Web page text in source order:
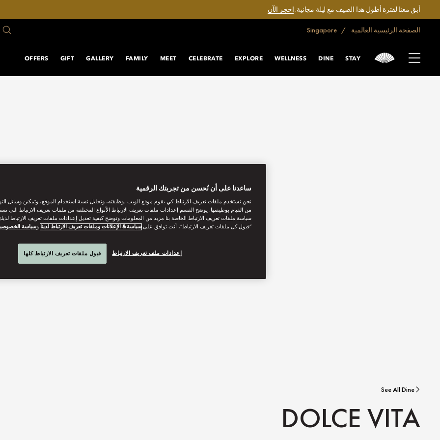
أبق معنا لفترة أطول هذا الصيف مع ليلة مجانية.احجز الآن
الصفحة الرئيسية العالمية
STAY
DINE
WELLNESS
EXPLORE
CELEBRATE
MEET
FAMILY
GALLERY
GIFT
OFFERS
See All Dine
DOLCE VITA
ساعدنا على أن نُحسن من تجربتك الرقمية
نحن نستخدم ملفات تعريف الارتباط كي يقوم موقع الويب بوظيفته، وتحليل نسبة استخدام الموقع، وتمكين وسائل
من القيام بوظيفتها. يوضح القسم إعدادات ملفات تعريف الارتباط الأنواع المختلفة من ملفات تعريف الارتباط التي
سياسة ملفات تعريف الارتباط الخاصة بنا مزيد من المعلومات وتوضح كيفية تعديل إعدادات ملفات تعريف الارتباط
“قبول كل ملفات تعريف الارتباط”، أنت توافق على سياسة& الإعلانات وملفات تعريف الارتباط لدينا وسياسة
إعدادات ملف تعريف الارتباط قبول ملفات تعريف الارتباط كلها